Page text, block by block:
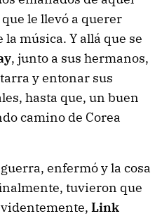
le llevó a querer
música. Y allá que se
, junto a sus hermanos,
y entonar sus
hasta que, un buen
camino de Corea
enfermó y la cosa
tuvieron que
Link